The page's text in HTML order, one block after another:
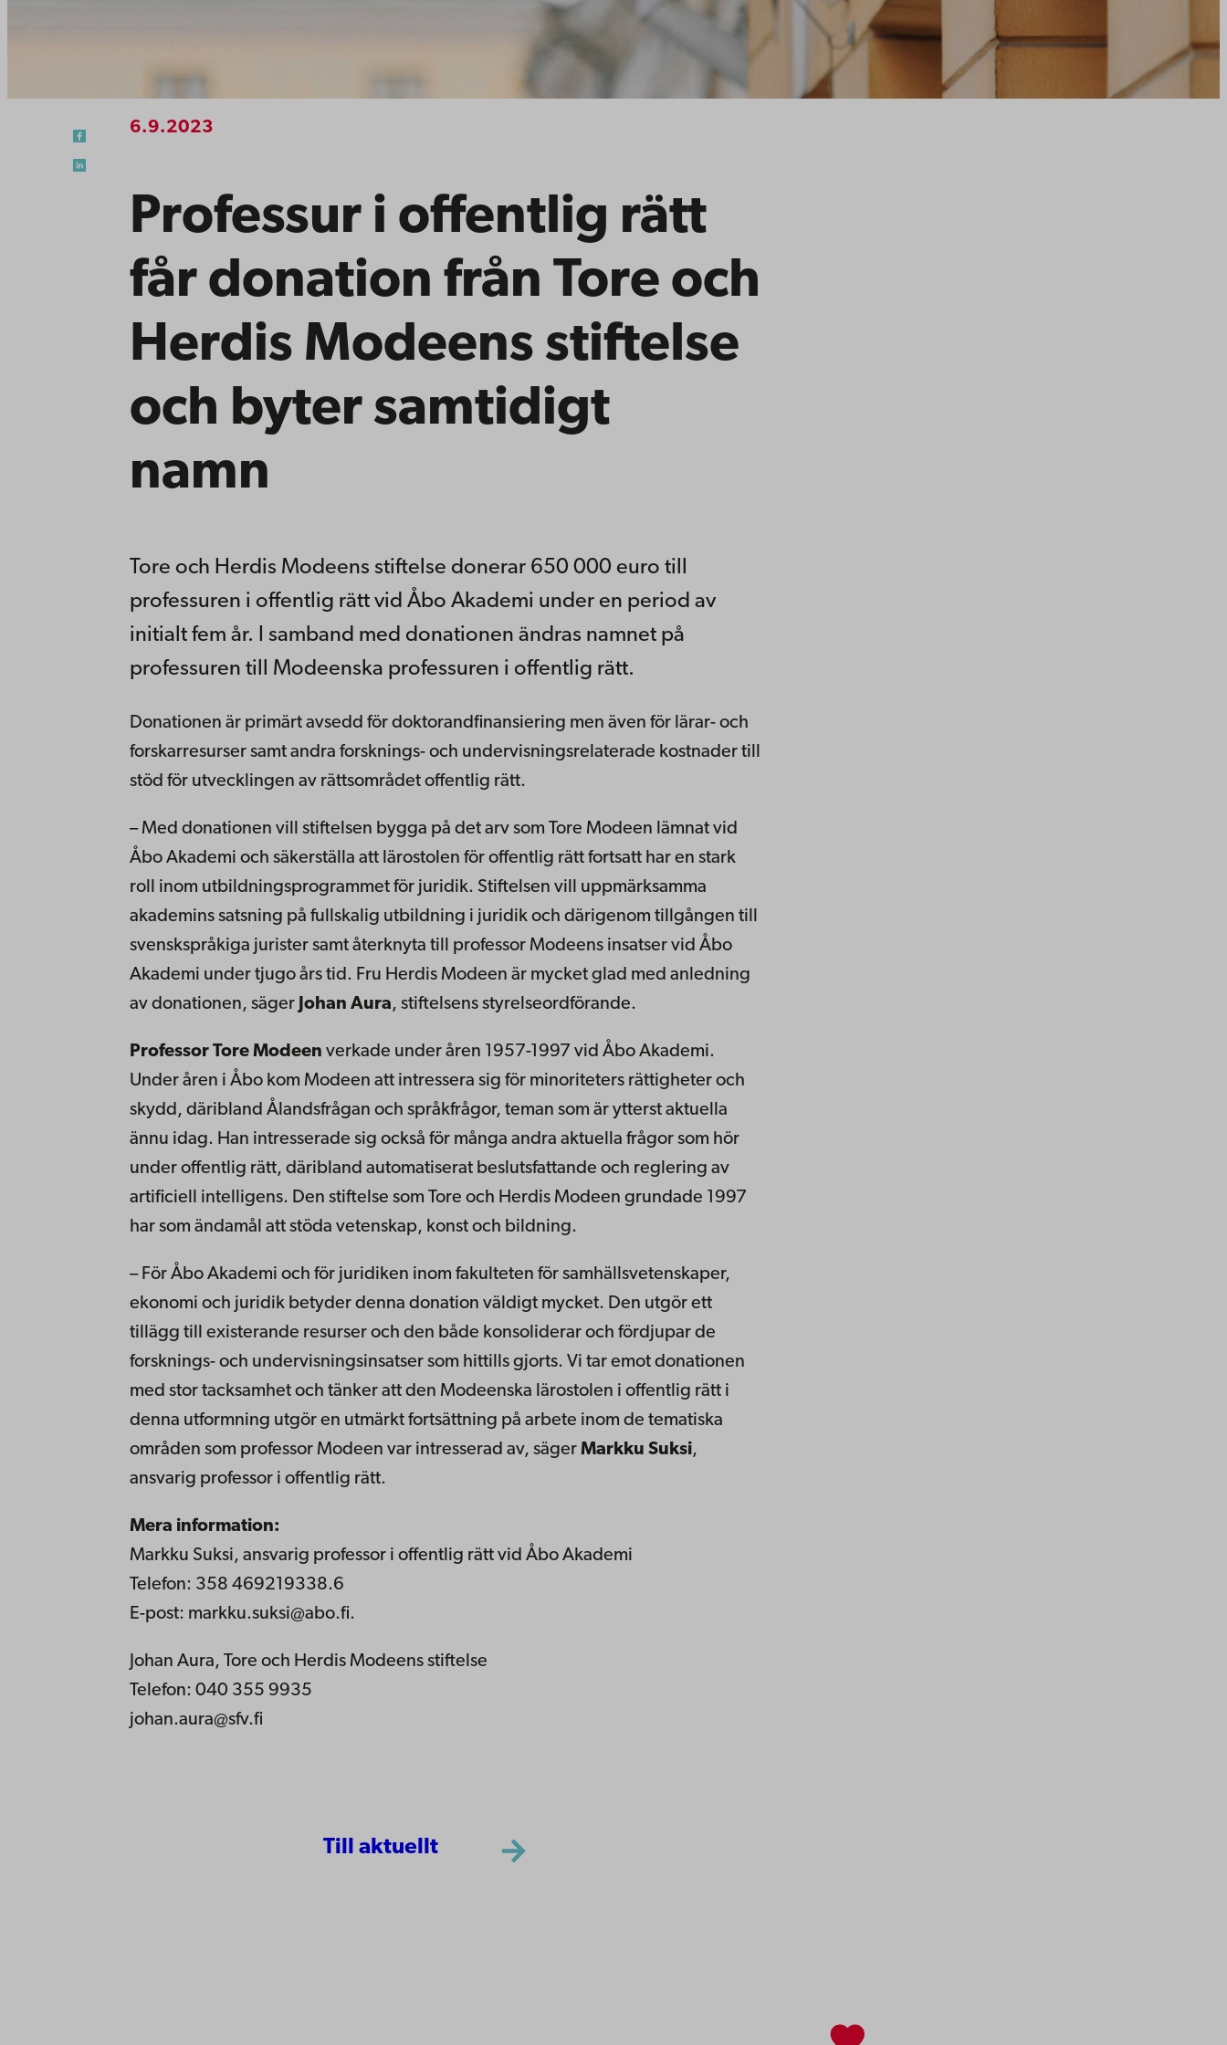
6.9.2023
Professur i offentlig rätt
får donation från Tore och
Herdis Modeens stiftelse
och byter samtidigt
namn
Tore och Herdis Modeens stiftelse donerar 650 000 euro till
professuren i offentlig rätt vid Åbo Akademi under en period av
initialt fem år. I samband med donationen ändras namnet på
professuren till Modeenska professuren i offentlig rätt.
Donationen är primärt avsedd för doktorandfinansiering men även för lärar- och
forskarresurser samt andra forsknings- och undervisningsrelaterade kostnader till
stöd för utvecklingen av rättsområdet offentlig rätt.
– Med donationen vill stiftelsen bygga på det arv som Tore Modeen lämnat vid
Åbo Akademi och säkerställa att lärostolen för offentlig rätt fortsatt har en stark
roll inom utbildningsprogrammet för juridik. Stiftelsen vill uppmärksamma
akademins satsning på fullskalig utbildning i juridik och därigenom tillgången till
svenskspråkiga jurister samt återknyta till professor Modeens insatser vid Åbo
Akademi under tjugo års tid. Fru Herdis Modeen är mycket glad med anledning
av donationen, säger Johan Aura, stiftelsens styrelseordförande.
Professor Tore Modeen verkade under åren 1957-1997 vid Åbo Akademi.
Under åren i Åbo kom Modeen att intressera sig för minoriteters rättigheter och
skydd, däribland Ålandsfrågan och språkfrågor, teman som är ytterst aktuella
ännu idag. Han intresserade sig också för många andra aktuella frågor som hör
under offentlig rätt, däribland automatiserat beslutsfattande och reglering av
artificiell intelligens. Den stiftelse som Tore och Herdis Modeen grundade 1997
har som ändamål att stöda vetenskap, konst och bildning.
– För Åbo Akademi och för juridiken inom fakulteten för samhällsvetenskaper,
ekonomi och juridik betyder denna donation väldigt mycket. Den utgör ett
tillägg till existerande resurser och den både konsoliderar och fördjupar de
forsknings- och undervisningsinsatser som hittills gjorts. Vi tar emot donationen
med stor tacksamhet och tänker att den Modeenska lärostolen i offentlig rätt i
denna utformning utgör en utmärkt fortsättning på arbete inom de tematiska
områden som professor Modeen var intresserad av, säger Markku Suksi,
ansvarig professor i offentlig rätt.
Mera information:
Markku Suksi, ansvarig professor i offentlig rätt vid Åbo Akademi
Telefon: 358 469219338.6
E-post: markku.suksi@abo.fi.
Johan Aura, Tore och Herdis Modeens stiftelse
Telefon: 040 355 9935
johan.aura@sfv.fi
Till aktuellt